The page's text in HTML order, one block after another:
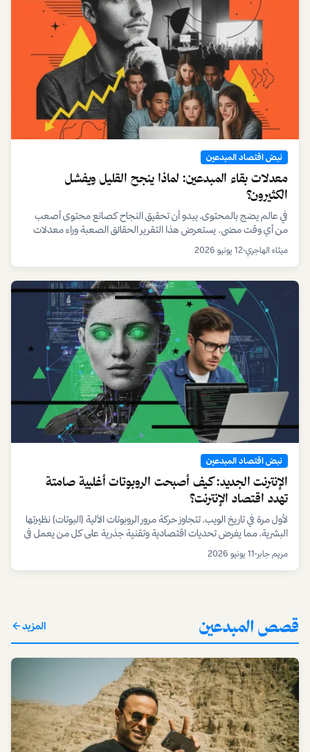
نبض اقتصاد المبدعين
معدلات بقاء المبدعين: لماذا ينجح القليل ويفشل
الكثيرون؟
في عالم يضج بالمحتوى، يبدو أن تحقيق النجاح كصانع محتوى أصعب
من أي وقت مضى. يستعرض هذا التقرير الحقائق الصعبة وراء معدلات
والمشروع المستدام.
ميثاء الهاجري•12 يونيو 2026
نبض اقتصاد المبدعين
الإنترنت الجديد: كيف أصبحت الروبوتات أغلبية صامتة
تهدد اقتصاد الإنترنت؟
لأول مرة في تاريخ الويب، تتجاوز حركة مرور الروبوتات الآلية (البوتات) نظيرتها
البشرية، مما يفرض تحديات اقتصادية وتقنية جذرية على كل من يعمل في
مريم جابر•11 يونيو 2026
قصص المبدعين المزيد